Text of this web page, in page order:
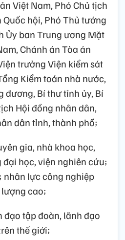
Việt Nam, Phó Chủ tịch
hội, Phó Thủ tướng
Ủy ban Trung ương Mặt
Chánh án Tòa án
trưởng Viện kiểm sát
Kiểm toán nhà nước,
đương, Bí thư tỉnh ủy, Bí
Hội đồng nhân dân,
dân tỉnh, thành phố;
gia, nhà khoa học,
học, viện nghiên cứu;
lực công nghiệp
cao;
đạo tập đoàn, lãnh đạo
thế giới;